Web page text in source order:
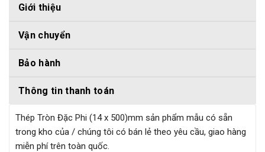
Giới thiệu
Vận chuyển
Bảo hành
Thông tin thanh toán
Thép Tròn Đặc Phi (14 x 500)mm sản phẩm mẫu có sẵn
trong kho của / chúng tôi có bán lẻ theo yêu cầu, giao hàng
miễn phí trên toàn quốc.